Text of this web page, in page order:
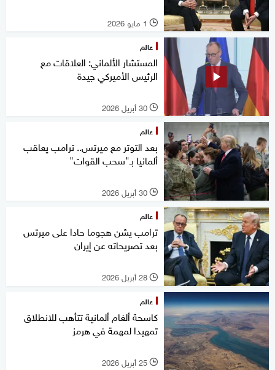
l 1 مايو 2026
عالم
المستشار الألماني: العلاقات مع
الرئيس الأميركي جيدة
l 30 أبريل 2026
عالم
بعد التوتر مع ميرتس.. ترامب يعاقب
ألمانيا بـ"سحب القوات"
l 30 أبريل 2026
عالم
ترامب يشن هجوما حادا على ميرتس
بعد تصريحاته عن إيران
l 28 أبريل 2026
عالم
كاسحة ألغام ألمانية تتأهب للانطلاق
تمهيدا لمهمة في هرمز
l 25 أبريل 2026